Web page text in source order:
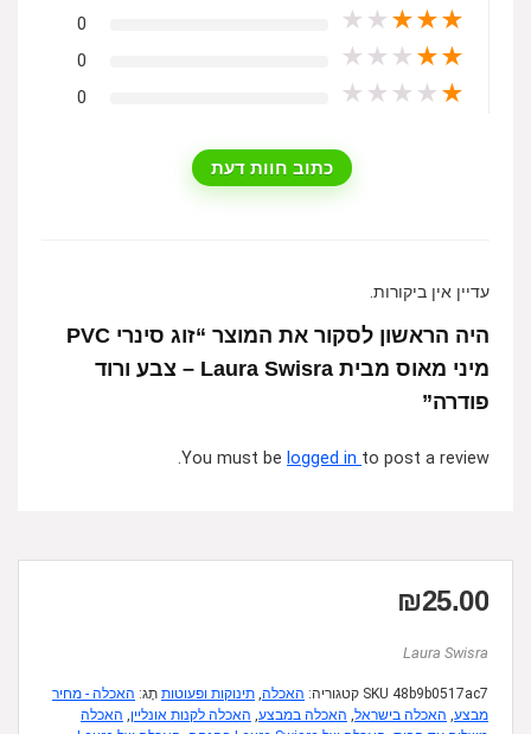
★
★
★
★
★
0
★
★
★
★
★
0
★
★
★
★
★
0
כתוב חוות דעת
עדיין אין ביקורות.
היה הראשון לסקור את המוצר “זוג סינרי PVC
מיני מאוס מבית Laura Swisra – צבע ורוד
פודרה”
You must be logged in to post a review.
₪25.00
Laura Swisra
SKU 48b9b0517ac7 קטגוריה: האכלה, תינוקות ופעוטות תָג: האכלה - מחיר
מבצע, האכלה בישראל, האכלה במבצע, האכלה לקנות אונליין, האכלה